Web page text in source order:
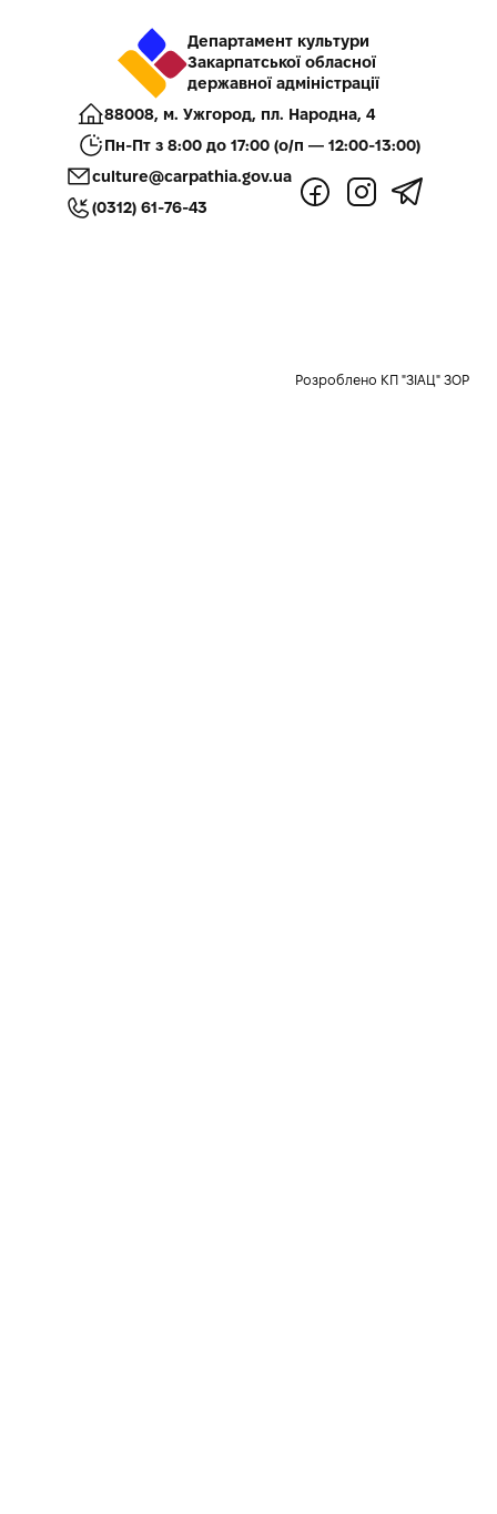
Департамент культури
Закарпатської обласної
державної адміністрації
88008, м. Ужгород, пл. Народна, 4
Пн-Пт з 8:00 до 17:00 (о/п — 12:00-13:00)
culture@carpathia.gov.ua
(0312) 61-76-43
Розроблено КП "ЗІАЦ" ЗОР